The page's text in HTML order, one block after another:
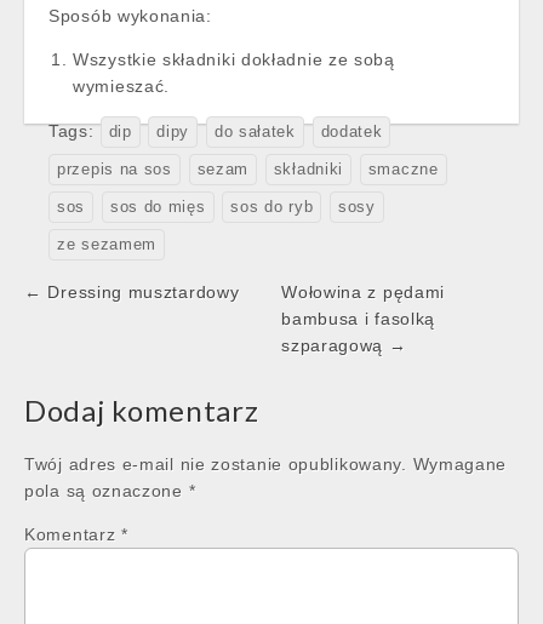
Sposób wykonania:
Wszystkie składniki dokładnie ze sobą
wymieszać.
Tags: dip dipy do sałatek dodatek
przepis na sos sezam składniki smaczne
sos sos do mięs sos do ryb sosy
ze sezamem
Post
← Dressing musztardowy
Wołowina z pędami
bambusa i fasolką
szparagową →
Dodaj komentarz
Twój adres e-mail nie zostanie opublikowany.
Wymagane
pola są oznaczone *
Komentarz *